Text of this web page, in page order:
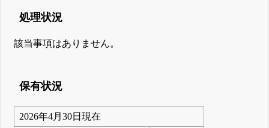
処理状況
該当事項はありません。
保有状況
2026年4月30日現在